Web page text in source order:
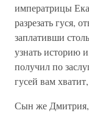
императрицы
разрезать гуся,
заплативши
узнать историю
получил по
гусей вам
Сын же